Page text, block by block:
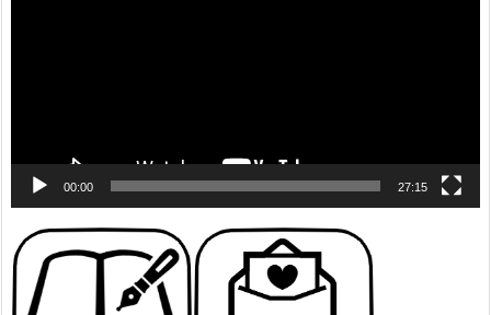
00:00 27:15